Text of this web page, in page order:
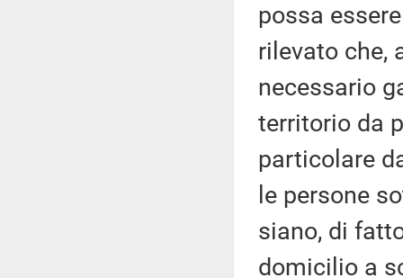
possa
rilevato che,
necessario
territorio da
particolare
le persone
siano, di
domicilio a